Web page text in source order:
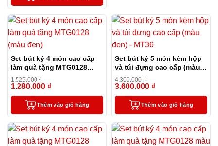
Set bút ký 4 món cao cấp
làm quà tặng MTG0128
(màu đen)
1.525.000₫
1.280.000 ₫
Thêm vào giỏ hàng
Set bút ký 5 món kèm hộp
và túi đựng cao cấp (màu
đen) – MT36
4.300.000₫
3.600.000 ₫
Thêm vào giỏ hàng